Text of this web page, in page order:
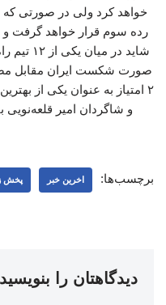
خواهد کرد ولی در صورتی که
رده سوم قرار خواهد گرفت و
شاید در
صورت شکست ایران مقابل
۲ امتیاز به عنوان یکی از
و شاگردان امیر قلعه‌نویی
برچسب‌ها: اخرین خبر پخش
دیدگاهتان را بنویسید